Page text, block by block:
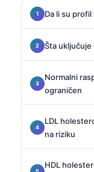
Da li su
Šta
Normalni
ograničen
LDL
na riziku
HDL